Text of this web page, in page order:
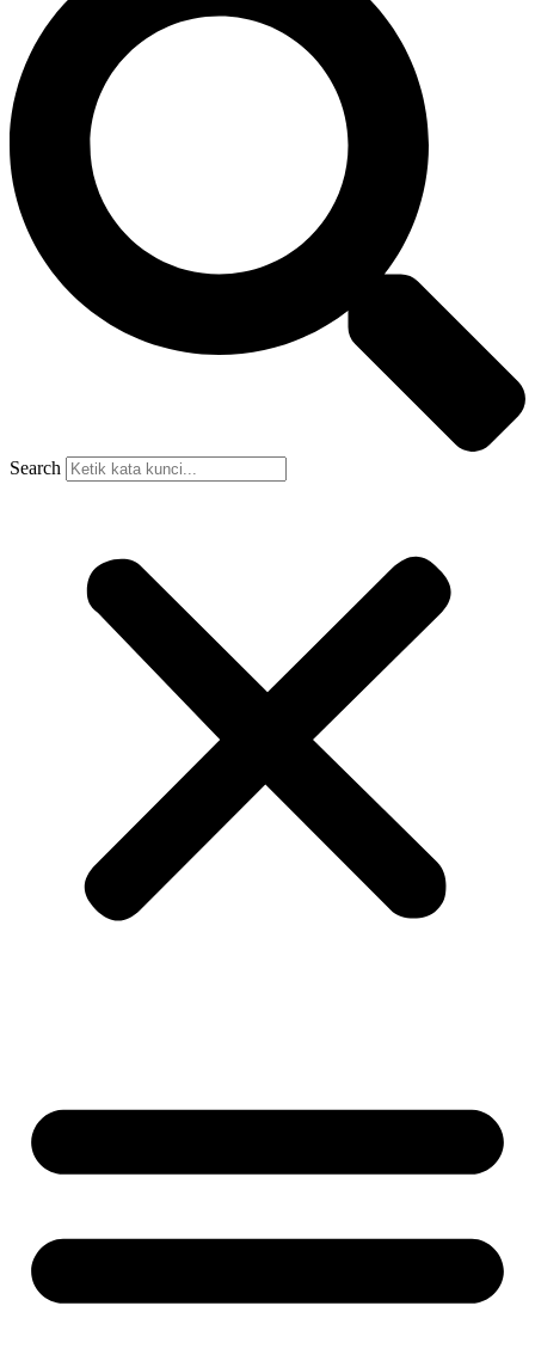
Search